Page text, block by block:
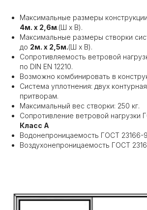
Максимальные размеры
4м. х 2,6м.(Ш х В).
Максимальные размеры створки
до 2м. х 2,5м.(Ш х В).
Сопротивляемость ветровой
по DIN EN 12210.
Возможно комбинировать в
Система уплотнения: двух
притворам.
Максимальный вес створки: 250 кг.
Сопротивление ветровой нагрузки
Класс А
Водонепроницаемость ГОСТ 23166-
Воздухонепроницаемость ГОСТ